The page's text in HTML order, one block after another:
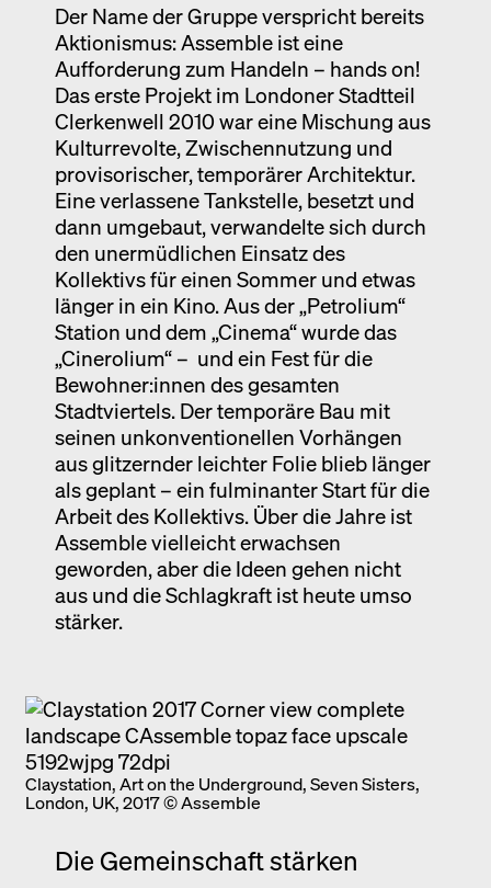
Der Name der Gruppe verspricht bereits
Aktionismus: Assemble ist eine
Aufforderung zum Handeln – hands on!
Das erste Projekt im Londoner Stadtteil
Clerkenwell 2010 war eine Mischung aus
Kulturrevolte, Zwischennutzung und
provisorischer, temporärer Architektur.
Eine verlassene Tankstelle, besetzt und
dann umgebaut, verwandelte sich durch
den unermüdlichen Einsatz des
Kollektivs für einen Sommer und etwas
länger in ein Kino. Aus der „Petrolium“
Station und dem „Cinema“ wurde das
„Cinerolium“ – und ein Fest für die
Bewohner:innen des gesamten
Stadtviertels. Der temporäre Bau mit
seinen unkonventionellen Vorhängen
aus glitzernder leichter Folie blieb länger
als geplant – ein fulminanter Start für die
Arbeit des Kollektivs. Über die Jahre ist
Assemble vielleicht erwachsen
geworden, aber die Ideen gehen nicht
aus und die Schlagkraft ist heute umso
stärker.
Claystation, Art on the Underground, Seven Sisters,
London, UK, 2017 © Assemble
Die Gemeinschaft stärken